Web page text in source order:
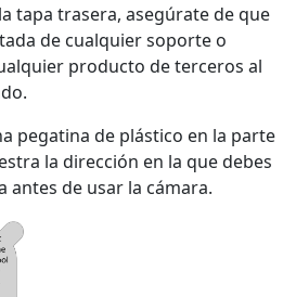
tapa trasera, asegúrate de que
de cualquier soporte o
producto de terceros al
pegatina de plástico en la parte
la dirección en la que debes
antes de usar la cámara.